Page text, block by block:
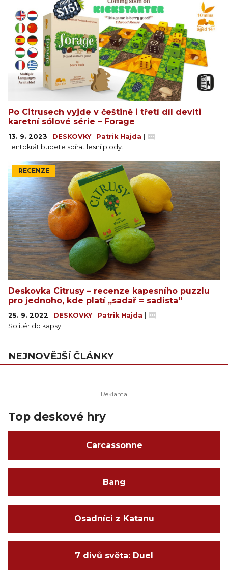
Po Citrusech vyjde v češtině i třetí díl devíti
karetní sólové série – Forage
13. 9. 2023 DESKOVKY Patrik Hajda
Tentokrát budete sbírat lesní plody.
RECENZE
Deskovka Citrusy – recenze kapesního puzzlu
pro jednoho, kde platí „sadař = sadista“
25. 9. 2022 DESKOVKY Patrik Hajda
Solitér do kapsy
NEJNOVĚJŠÍ ČLÁNKY
Top deskové hry
Carcassonne
Bang
Osadníci z Katanu
7 divů světa: Duel